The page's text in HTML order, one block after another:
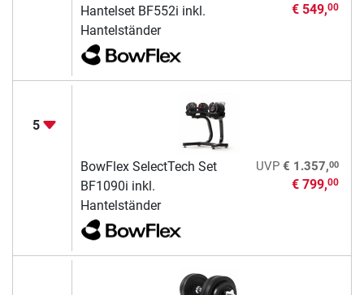
Hantelset BF552i inkl.
Hantelständer
€ 549,00
5
BowFlex SelectTech Set
BF1090i inkl.
Hantelständer
UVP € 1.357,00
€ 799,00